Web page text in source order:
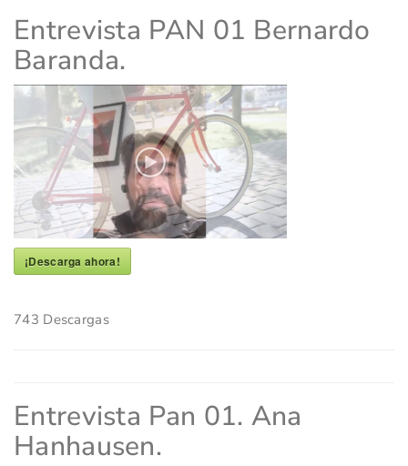
Entrevista PAN 01 Bernardo
Baranda.
¡Descarga ahora!
743 Descargas
Entrevista Pan 01. Ana
Hanhausen.